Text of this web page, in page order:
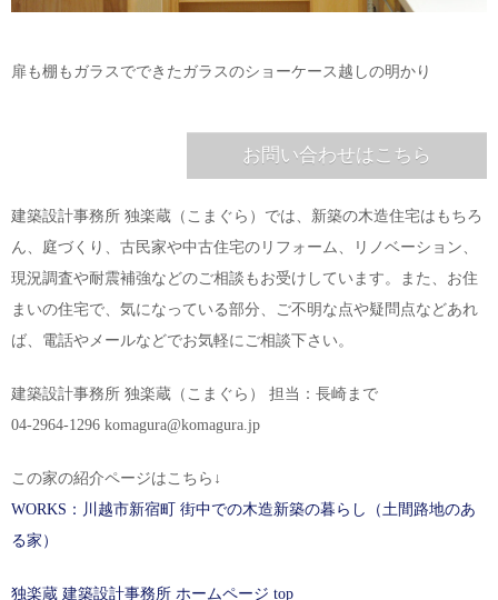
扉も棚もガラスでできたガラスのショーケース越しの明かり
お問い合わせはこちら
建築設計事務所 独楽蔵（こまぐら）では、新築の木造住宅はもちろ
ん、庭づくり、古民家や中古住宅のリフォーム、リノベーション、
現況調査や耐震補強などのご相談もお受けしています。また、お住
まいの住宅で、気になっている部分、ご不明な点や疑問点などあれ
ば、電話やメールなどでお気軽にご相談下さい。
建築設計事務所 独楽蔵（こまぐら） 担当：長崎まで
04-2964-1296 komagura@komagura.jp
この家の紹介ページはこちら↓
WORKS：川越市新宿町 街中での木造新築の暮らし（土間路地のあ
る家）
独楽蔵 建築設計事務所 ホームページ top